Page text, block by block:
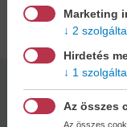
Adatok
Kötésmód:
puha kötés
Marketing
2
Hirdetés
1
Az összes
Az összes